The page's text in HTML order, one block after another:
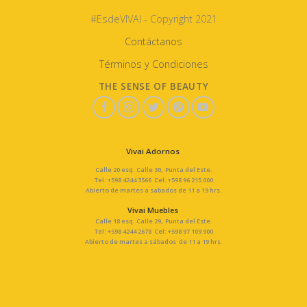
#EsdeVIVAI - Copyright 2021
Contáctanos
Términos y Condiciones
THE SENSE OF BEAUTY
Vivai Adornos
Calle 20 esq. Calle 30, Punta del Este.
Tel: +598 4244 3566 Cel: +598 96 215 000
Abierto de martes a sabados de 11 a 19 hrs.
Vivai Muebles
Calle 18 esq. Calle 29, Punta del Este.
Tel: +598 4244 2678 Cel: +598 97 109 900
Abierto de martes a sábados de 11 a 19 hrs.